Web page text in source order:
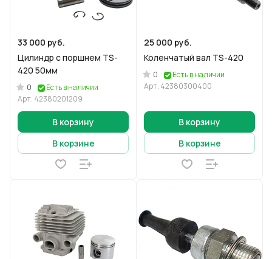
33 000 руб.
Цилиндр с поршнем TS-
420 50мм
0
Есть в наличии
Арт. 42380201209
В корзину
В корзине
25 000 руб.
Коленчатый вал TS-420
0
Есть в наличии
Арт. 42380300400
В корзину
В корзине